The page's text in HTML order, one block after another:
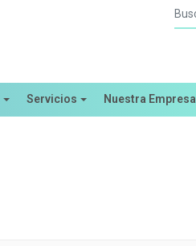
Servicios Nuestra Empresa